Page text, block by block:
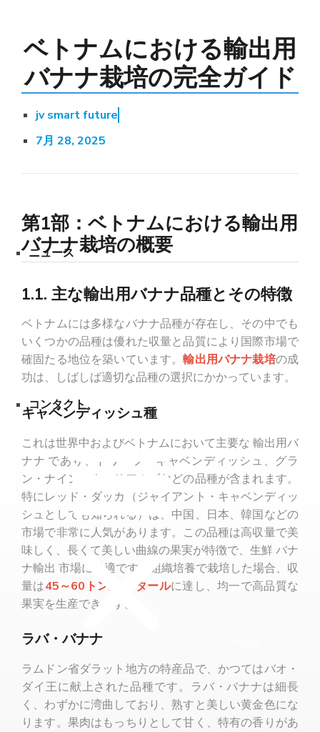
ニュース
コンタクト
ベトナムにおける輸出用
バナナ栽培の完全ガイド
jv smart future
7月 28, 2025
第1部：ベトナムにおける輸出用
バナナ栽培の概要
1.1. 主な輸出用バナナ品種とその特徴
ベトナムには多様なバナナ品種が存在し、その中でも
いくつかの品種は優れた収量と品質により国際市場で
確固たる地位を築いています。輸出用バナナ栽培の成
功は、しばしば適切な品種の選択にかかっています。
キャベンディッシュ種
これは世界中およびベトナムにおいて主要な 輸出用バ
ナナ であり、ドワーフ・キャベンディッシュ、グラ
ン・ナイン、ウィリアムズなどの品種が含まれます。
特にレッド・ダッカ（ジャイアント・キャベンディッ
シュとしても知られる）は、中国、日本、韓国などの
市場で非常に人気があります。この品種は高収量で美
味しく、長くて美しい曲線の果実が特徴で、生鮮バナ
ナ輸出 市場に最適です。組織培養で栽培した場合、収
量は45～60トン/ヘクタールに達し、均一で高品質な
果実を生産できます。
ラバ・バナナ
ラムドン省ダラット地方の特産品で、かつてはバオ・
ダイ王に献上された品種です。ラバ・バナナは細長
く、わずかに湾曲しており、熟すと美しい黄金色にな
ります。果肉はもっちりとして甘く、特有の香りがあ